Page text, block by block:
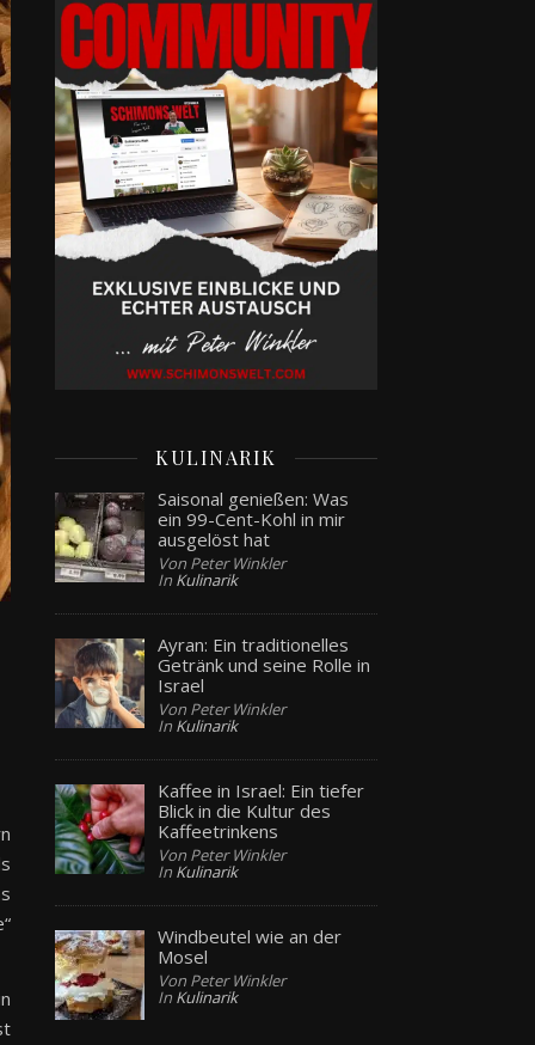
KULINARIK
Saisonal genießen: Was
ein 99-Cent-Kohl in mir
ausgelöst hat
Von Peter Winkler
In Kulinarik
Ayran: Ein traditionelles
Getränk und seine Rolle in
Israel
Von Peter Winkler
In Kulinarik
Kaffee in Israel: Ein tiefer
Blick in die Kultur des
Kaffeetrinkens
Von Peter Winkler
In Kulinarik
Windbeutel wie an der
Mosel
Von Peter Winkler
In Kulinarik